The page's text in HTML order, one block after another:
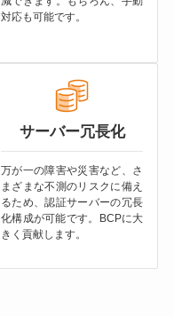
対応も可能です。
サーバー冗長化
万が一の障害や災害など、さ
まざまな不測のリスクに備え
るため、認証サーバーの冗長
化構成が可能です。BCPに大
きく貢献します。